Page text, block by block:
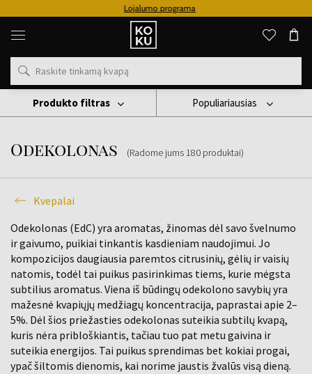
Lojalumo programa
Originalūs
kvepalai
laikrodžiai
vienoje
Kvepalai Odekolonas
Odekolonas (Radome jums 180 produktai)
Populiariausias
Kvepalai
Produkto filtras
Odekolonas (EdC) yra aromatas, žinomas dėl savo švelnumo
ir gaivumo, puikiai tinkantis kasdieniam naudojimui. Jo
kompozicijos daugiausia paremtos citrusinių, gėlių ir vaisių
natomis, todėl tai puikus pasirinkimas tiems, kurie mėgsta
subtilius aromatus. Viena iš būdingų odekolono savybių yra
mažesnė kvapiųjų medžiagų koncentracija, paprastai apie 2–
5%. Dėl šios priežasties odekolonas suteikia subtilų kvapą,
kuris nėra pribloškiantis, tačiau tuo pat metu gaivina ir
suteikia energijos. Tai puikus sprendimas bet kokiai progai,
ypač šiltomis dienomis, kai norime jaustis žvalūs visą dieną.